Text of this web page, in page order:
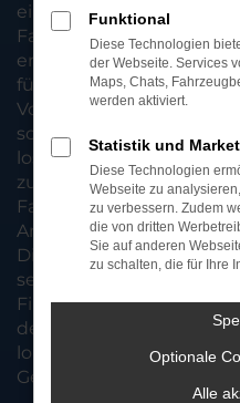
eine beliebte Option für
Fahrzeug loswerden
erwerben. Dabei wird
für das neue Auto
Vorteile, wie zum
schnelle Möglichkeit, das
loszuwerden, ohne sich
zu müssen. Außerdem
Fahrzeugs bei der
Anzahlung für das neue
Dies kann den
senken und somit eine
Finanzierung
den Kauf eines neuen
lohnt es sich, eine
Gebrauchtwagens in
Funktional
Diese Technologien
der Webseite. Services
Maps, Chats,
werden aktiviert.
Statistik und
Diese Technologien
Webseite zu
zu verbessern. Zudem
die von dritten
Sie auf anderen
zu schalten, die für Ihre
Optionale
Alle